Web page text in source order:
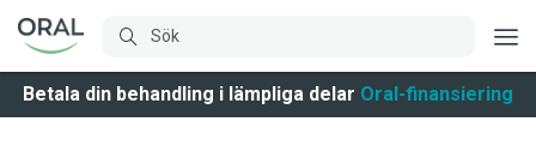
Betala din behandling i lämpliga delar Oral-finansiering